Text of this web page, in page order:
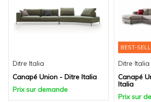
Ditre Italia
Canapé Union - Ditre Italia
Prix sur demande
BEST-
Ditre Italia
Canapé
Italia
Prix sur